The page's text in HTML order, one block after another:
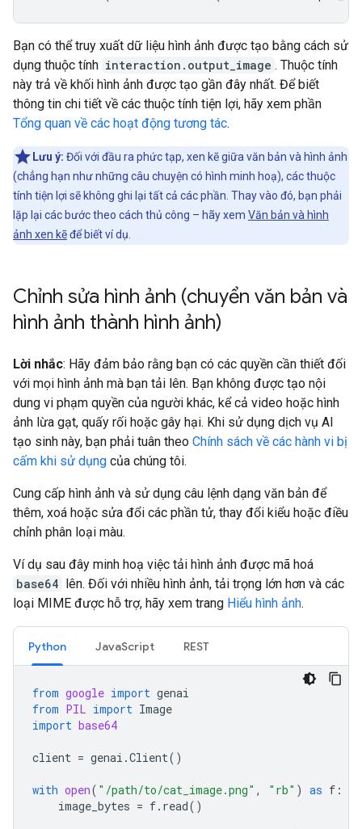
Bạn có thể truy xuất dữ liệu hình ảnh được tạo bằng cách sử
dụng thuộc tính interaction.output_image . Thuộc tính
này trả về khối hình ảnh được tạo gần đây nhất. Để biết
thông tin chi tiết về các thuộc tính tiện lợi, hãy xem phần
Tổng quan về các hoạt động tương tác.
Lưu ý: Đối với đầu ra phức tạp, xen kẽ giữa văn bản và hình ảnh
(chẳng hạn như những câu chuyện có hình minh hoạ), các thuộc
tính tiện lợi sẽ không ghi lại tất cả các phần. Thay vào đó, bạn phải
lặp lại các bước theo cách thủ công – hãy xem Văn bản và hình
ảnh xen kẽđể biết ví dụ.
Chỉnh sửa hình ảnh (chuyển văn bản và
hình ảnh thành hình ảnh)
Lời nhắc: Hãy đảm bảo rằng bạn có các quyền cần thiết đối
với mọi hình ảnh mà bạn tải lên. Bạn không được tạo nội
dung vi phạm quyền của người khác, kể cả video hoặc hình
ảnh lừa gạt, quấy rối hoặc gây hại. Khi sử dụng dịch vụ AI
tạo sinh này, bạn phải tuân theo Chính sách về các hành vi bị
cấm khi sử dụng của chúng tôi.
Cung cấp hình ảnh và sử dụng câu lệnh dạng văn bản để
thêm, xoá hoặc sửa đổi các phần tử, thay đổi kiểu hoặc điều
chỉnh phân loại màu.
Ví dụ sau đây minh hoạ việc tải hình ảnh được mã hoá
base64 lên. Đối với nhiều hình ảnh, tải trọng lớn hơn và các
loại MIME được hỗ trợ, hãy xem trang Hiểu hình ảnh.
Python JavaScript REST
from google import genai
from PIL import Image
import base64
client = genai .Client()
with open( "/path/to/cat_image.png" , "rb" ) as f :
image_bytes = f. read()